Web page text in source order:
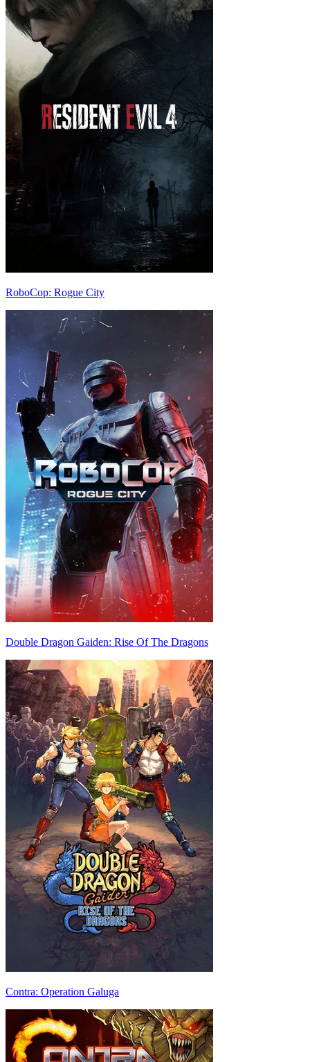
RoboCop: Rogue City
Double Dragon Gaiden: Rise Of The Dragons
Contra: Operation Galuga